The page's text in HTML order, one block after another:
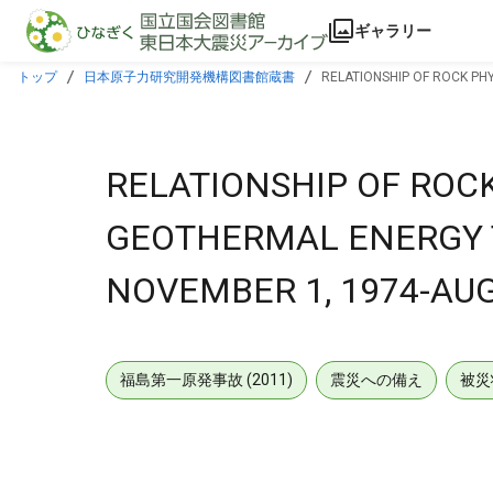
本文に飛ぶ
ギャラリー
トップ 日本原子力研究開発機構図書館蔵書 RELATIONSHIP OF ROCK
RELATIONSHIP OF
GEOTHERMAL ENERGY
NOVEMBER 1, 1974-
福島第一原発事故 (2011) 震災への備え 被災